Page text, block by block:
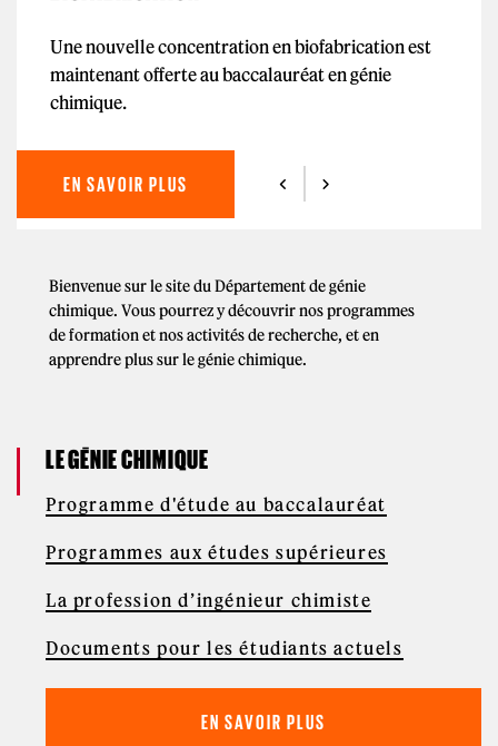
Une nouvelle concentration en biofabrication est
maintenant offerte au baccalauréat en génie
chimique.
EN SAVOIR PLUS
Bienvenue sur le site du Département de génie
chimique. Vous pourrez y découvrir nos programmes
de formation et nos activités de recherche, et en
apprendre plus sur le génie chimique.
LE GÉNIE CHIMIQUE
Programme d'étude au baccalauréat
Programmes aux études supérieures
La profession d’ingénieur chimiste
Documents pour les étudiants actuels
EN SAVOIR PLUS